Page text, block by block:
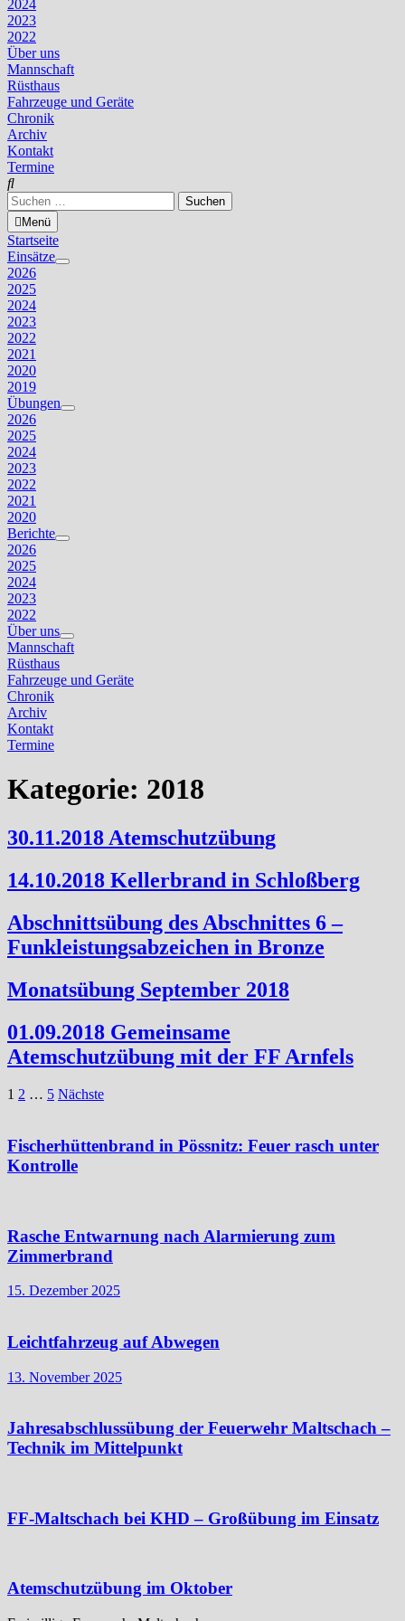
2024
2023
2022
Über uns
Mannschaft
Rüsthaus
Fahrzeuge und Geräte
Chronik
Archiv
Kontakt
Termine
Suchen
nach:Menü
Startseite
Einsätze
Untermenü
2026
2025
2024
2023
2022
2021
2020
2019
Übungen
Untermenü
2026
2025
2024
2023
2022
2021
2020
Berichte
Untermenü
2026
2025
2024
2023
2022
Über uns
Untermenü
anzeigen
Mannschaft
Rüsthaus
Fahrzeuge und Geräte
Chronik
Archiv
Kontakt
Termine
Kategorie: 2018
30.11.2018 Atemschutzübung
14.10.2018 Kellerbrand in Schloßberg
Abschnittsübung des Abschnittes 6 –
Funkleistungsabzeichen in Bronze
Monatsübung September 2018
01.09.2018 Gemeinsame
Atemschutzübung mit der FF Arnfels
Seitennummerierung
Beiträge
1 2 … 5 Nächste
Fischerhüttenbrand in Pössnitz: Feuer rasch unter
Kontrolle
Rasche Entwarnung nach Alarmierung zum
Zimmerbrand
15. Dezember 2025
Leichtfahrzeug auf Abwegen
13. November 2025
Jahresabschlussübung der Feuerwehr Maltschach –
Technik im Mittelpunkt
FF-Maltschach bei KHD – Großübung im Einsatz
Atemschutzübung im Oktober